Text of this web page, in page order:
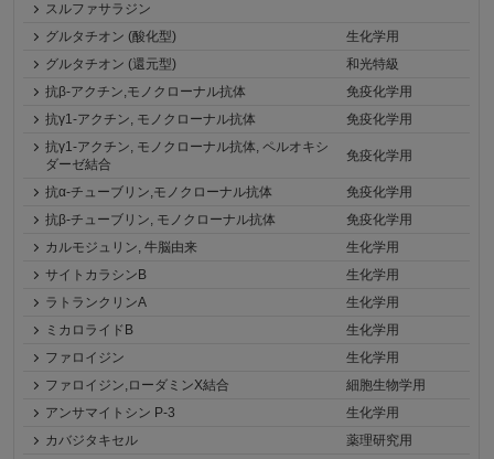
スルファサラジン
グルタチオン (酸化型)
生化学用
グルタチオン (還元型)
和光特級
抗β-アクチン,モノクローナル抗体
免疫化学用
抗γ1-アクチン, モノクローナル抗体
免疫化学用
抗γ1-アクチン, モノクローナル抗体, ペルオキシ
ダーゼ結合
免疫化学用
抗α-チューブリン,モノクローナル抗体
免疫化学用
抗β-チューブリン, モノクローナル抗体
免疫化学用
カルモジュリン, 牛脳由来
生化学用
サイトカラシンB
生化学用
ラトランクリンA
生化学用
ミカロライドB
生化学用
ファロイジン
生化学用
ファロイジン,ローダミンX結合
細胞生物学用
アンサマイトシン P-3
生化学用
カバジタキセル
薬理研究用